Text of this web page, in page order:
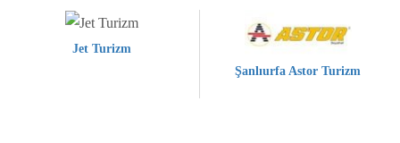
Jet Turizm
Şanlıurfa Astor Turizm